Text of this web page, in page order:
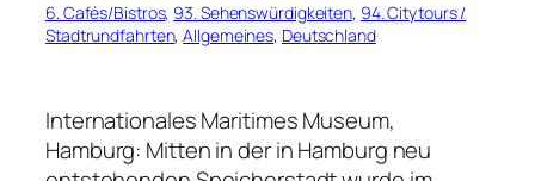
6. Cafés/Bistros, 93. Sehenswürdigkeiten, 94. Citytours /
Stadtrundfahrten, Allgemeines, Deutschland
Internationales Maritimes Museum,
Hamburg: Mitten in der in Hamburg neu